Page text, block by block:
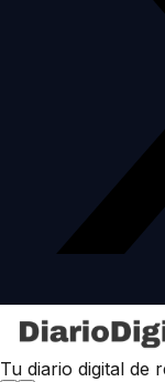
Tu diario digital de